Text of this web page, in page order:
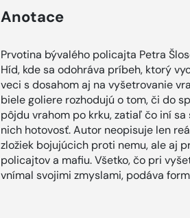
Anotace
Prvotina bývalého policajta Petra
Híd, kde sa odohráva príbeh, ktorý
veci s dosahom aj na vyšetrovanie
biele goliere rozhodujú o tom, či do
pôjdu vrahom po krku, zatiaľ čo iní
nich hotovosť. Autor neopisuje len
zložiek bojujúcich proti nemu, ale aj
policajtov a mafiu. Všetko, čo pri
vnímal svojimi zmyslami, podáva